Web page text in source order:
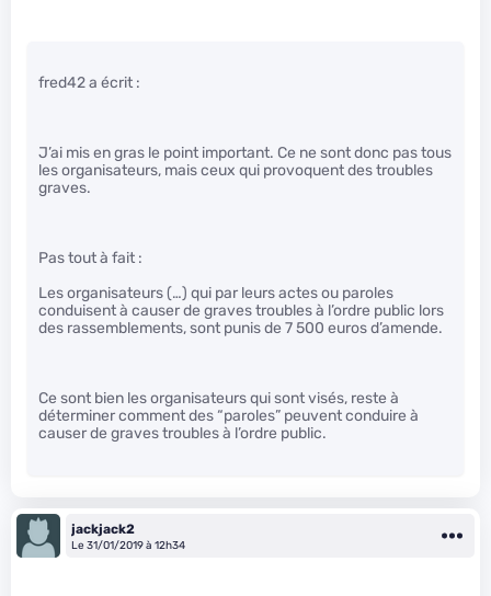
fred42 a écrit :
J’ai mis en gras le point important. Ce ne sont donc pas tous
les organisateurs, mais ceux qui provoquent des troubles
graves.
Pas tout à fait :
Les organisateurs (…) qui par leurs actes ou paroles
conduisent à causer de graves troubles à l’ordre public lors
des rassemblements, sont punis de 7 500 euros d’amende.
Ce sont bien les organisateurs qui sont visés, reste à
déterminer comment des “paroles” peuvent conduire à
causer de graves troubles à l’ordre public.
jackjack2
Le 31/01/2019 à 12h34